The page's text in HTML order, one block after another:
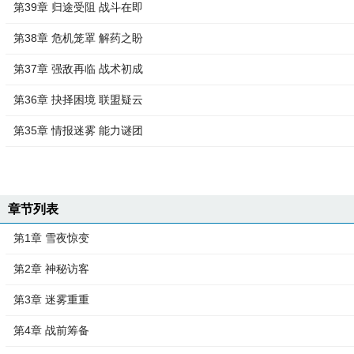
第39章 归途受阻 战斗在即
第38章 危机笼罩 解药之盼
第37章 强敌再临 战术初成
第36章 抉择困境 联盟疑云
第35章 情报迷雾 能力谜团
章节列表
第1章 雪夜惊变
第2章 神秘访客
第3章 迷雾重重
第4章 战前筹备